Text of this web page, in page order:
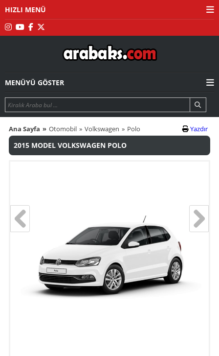
HIZLI MENÜ
MENÜYÜ GÖSTER
Ana Sayfa Otomobil Volkswagen Polo Yazdır
2015 MODEL VOLKSWAGEN POLO